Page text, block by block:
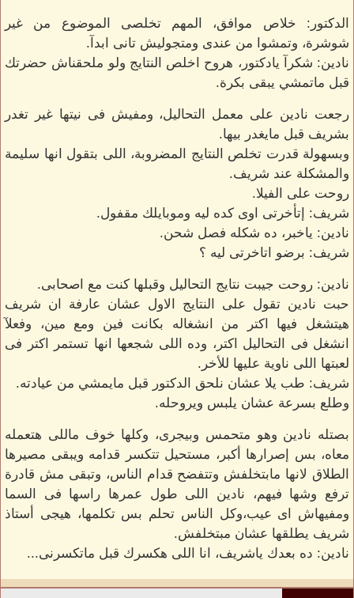
الدكتور: خلاص موافق، المهم تخلصى الموضوع من غير
شوشرة، وتمشوا من عندى ومتجوليش تانى ابدآ.
نادين: شكرآ يادكتور، هروح اخلص النتايج ولو ملحقناش حضرتك
قبل ماتمشي يبقى بكرة.
رجعت نادين على معمل التحاليل، ومفيش فى نيتها غير تغدر
بشريف قبل مايغدر بيها.
وبسهولة قدرت تخلص النتايج المضروبة، اللى بتقول انها سليمة
والمشكلة عند شريف.
روحت على الفيلا.
شريف: إتأخرتى اوى كده ليه وموبايلك مقفول.
نادين: ياخبر، ده شكله فصل شحن.
شريف: برضو اتاخرتى ليه ؟
نادين: روحت جيبت نتايج التحاليل وقبلها كنت مع اصحابى.
حبت نادين تقول على النتايج الاول عشان عارفة ان شريف
هيتشغل فيها اكتر من انشغاله بكانت فين ومع مين، وفعلآ
انشغل فى التحاليل اكتر، وده اللى شجعها انها تستمر اكتر فى
لعبتها اللى ناوية عليها للأخر.
شريف: طب يلا عشان نلحق الدكتور قبل مايمشي من عيادته.
وطلع بسرعة عشان يلبس ويروحله.
بصتله نادين وهو متحمس وبيجرى، وكلها خوف ماللى هتعمله
معاه، بس إصرارها أكبر، مستحيل تتكسر قدامه ويبقى مصيرها
الطلاق لانها مابتخلفش وتتفضح قدام الناس، وتبقى مش قادرة
ترفع وشها فيهم، نادين اللى طول عمرها راسها فى السما
ومفيهاش اى عيب،وكل الناس تحلم بس تكلمها، هيجى أستاذ
شريف يطلقها عشان مبتخلفش.
نادين: ده بعدك ياشريف، انا اللى هكسرك قبل ماتكسرنى...